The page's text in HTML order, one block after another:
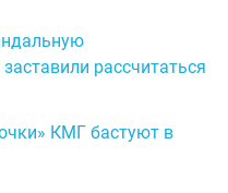
рассчитаться
КМГ бастуют в